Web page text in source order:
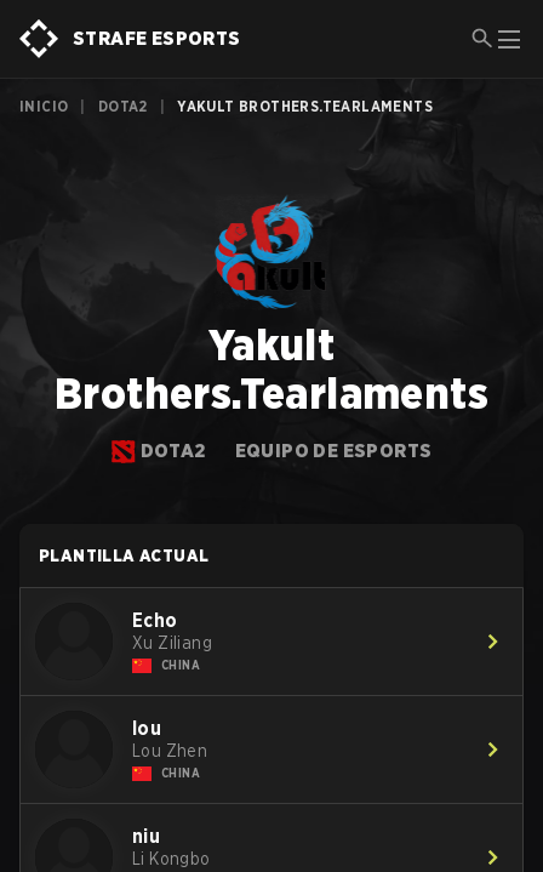
STRAFE ESPORTS
INICIO DOTA2 YAKULT BROTHERS.TEARLAMENTS
Yakult
Brothers.Tearlaments
DOTA2 EQUIPO DE ESPORTS
PLANTILLA ACTUAL
Echo
Xu Ziliang
CHINA
lou
Lou Zhen
CHINA
niu
Li Kongbo